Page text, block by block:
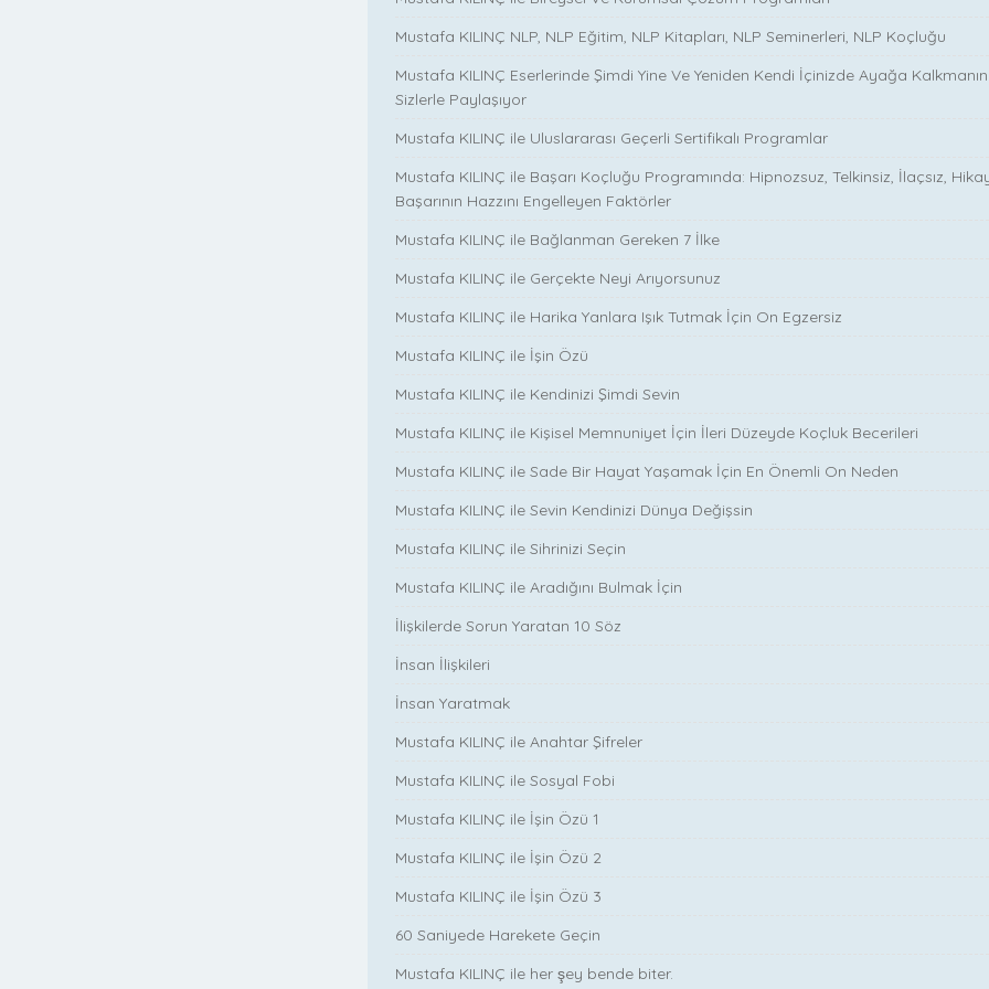
Mustafa KILINÇ NLP, NLP Eğitim, NLP Kitapları, NLP Seminerleri, NLP Koçluğu
Mustafa KILINÇ Eserlerinde Şimdi Yine Ve Yeniden Kendi İçinizde Ayağa
Sizlerle Paylaşıyor
Mustafa KILINÇ ile Uluslararası Geçerli Sertifikalı Programlar
Mustafa KILINÇ ile Başarı Koçluğu Programında: Hipnozsuz, Telkinsiz, İlaçsız,
Başarının Hazzını Engelleyen Faktörler
Mustafa KILINÇ ile Bağlanman Gereken 7 İlke
Mustafa KILINÇ ile Gerçekte Neyi Arıyorsunuz
Mustafa KILINÇ ile Harika Yanlara Işık Tutmak İçin On Egzersiz
Mustafa KILINÇ ile İşin Özü
Mustafa KILINÇ ile Kendinizi Şimdi Sevin
Mustafa KILINÇ ile Kişisel Memnuniyet İçin İleri Düzeyde Koçluk Becerileri
Mustafa KILINÇ ile Sade Bir Hayat Yaşamak İçin En Önemli On Neden
Mustafa KILINÇ ile Sevin Kendinizi Dünya Değişsin
Mustafa KILINÇ ile Sihrinizi Seçin
Mustafa KILINÇ ile Aradığını Bulmak İçin
İlişkilerde Sorun Yaratan 10 Söz
İnsan İlişkileri
İnsan Yaratmak
Mustafa KILINÇ ile Anahtar Şifreler
Mustafa KILINÇ ile Sosyal Fobi
Mustafa KILINÇ ile İşin Özü 1
Mustafa KILINÇ ile İşin Özü 2
Mustafa KILINÇ ile İşin Özü 3
60 Saniyede Harekete Geçin
Mustafa KILINÇ ile her şey bende biter.